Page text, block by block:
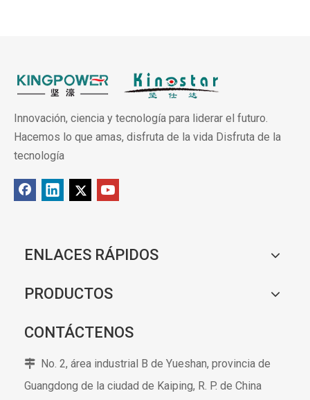
Innovación, ciencia y tecnología para liderar el futuro.
Hacemos lo que amas, disfruta de la vida Disfruta de la
tecnología
ENLACES RÁPIDOS
PRODUCTOS
CONTÁCTENOS

No. 2, área industrial B de Yueshan, provincia de
Guangdong de la ciudad de Kaiping, R. P. de China